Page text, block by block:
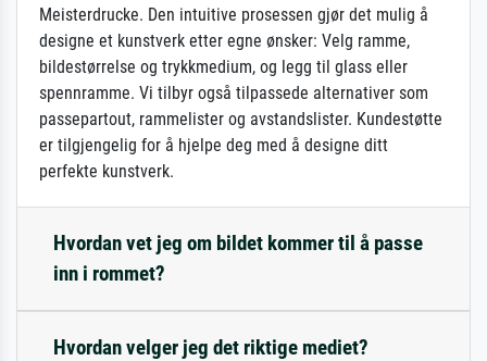
Meisterdrucke. Den intuitive prosessen gjør det mulig å
designe et kunstverk etter egne ønsker: Velg ramme,
bildestørrelse og trykkmedium, og legg til glass eller
spennramme. Vi tilbyr også tilpassede alternativer som
passepartout, rammelister og avstandslister. Kundestøtte
er tilgjengelig for å hjelpe deg med å designe ditt
perfekte kunstverk.
Hvordan vet jeg om bildet kommer til å passe
inn i rommet?
Hvordan velger jeg det riktige mediet?